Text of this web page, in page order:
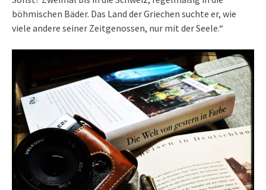
böhmischen Bäder. Das Land der Griechen suchte er, wie
viele andere seiner Zeitgenossen, nur mit der Seele.“